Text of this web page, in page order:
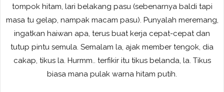
tompok hitam, lari belakang pasu (sebenarnya baldi tapi
masa tu gelap, nampak macam pasu). Punyalah meremang,
ingatkan haiwan apa, terus buat kerja cepat-cepat dan
tutup pintu semula. Semalam la, ajak member tengok, dia
cakap, tikus la. Hurmm.. terfikir itu tikus belanda, la. Tikus
biasa mana pulak warna hitam putih.